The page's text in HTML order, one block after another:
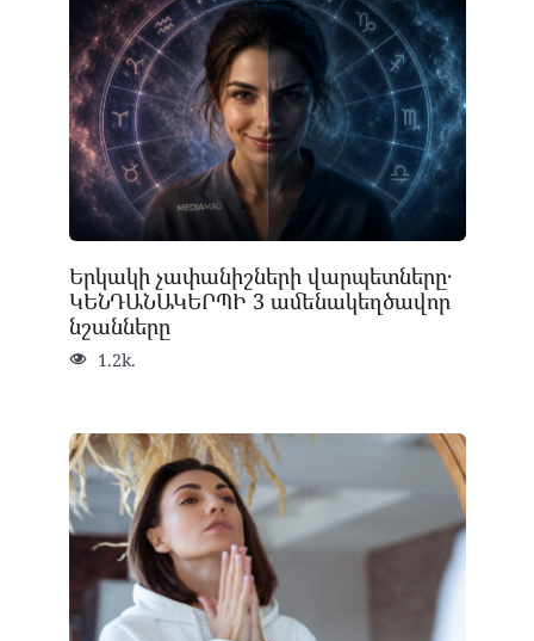
Երկակի չափանիշների վարպետները․
ԿԵՆԴԱՆԱԿԵՐՊԻ 3 ամենակեղծավոր
նշանները
1.2k.